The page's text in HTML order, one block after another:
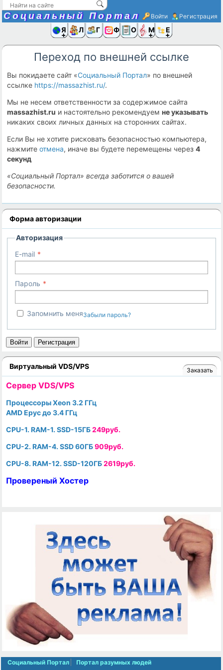
Социальный Портал Войти Регистрация
Я иЛюди
Группы
Фото Ещё
Переход по внешней ссылке
Вы покидаете сайт «Социальный Портал» по внешней
ссылке https://massazhist.ru/.
Мы не несем ответственности за содержимое сайта
massazhist.ru и настоятельно рекомендуемне указывать
никаких своих личных данных на сторонних сайтах.
Если Вы не хотите рисковать безопасностью компьютера,
нажмитеотмена, иначе вы будете перемещены через4
секунд
«Социальный Портал» всегда заботится о вашей
безопасности.
Форма авторизации
Авторизация
E-mail
Пароль
Запомнить меняЗабыли пароль?
Войти Регистрация
Виртуальный VDS/VPS Заказать
Cервер VDS/VPS
Процессоры Xeon 3.2 ГГц
AMD Epyc до 3.4 ГГц
CPU-1. RAM-1. SSD-15ГБ249руб.
CPU-2. RAM-4. SSD 60ГБ909руб.
CPU-8. RAM-12. SSD-120ГБ2619руб.
Провереный Хостер
Социальный Портал Портал разумных людей